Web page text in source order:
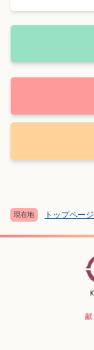
現在地 トップページ